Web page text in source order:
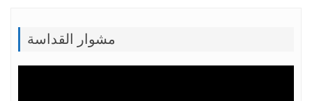
مشوار القداسة
Lecteur